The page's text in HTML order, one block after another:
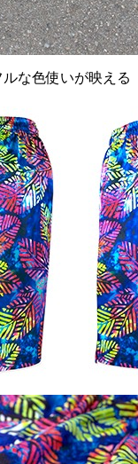
な色使いが映える